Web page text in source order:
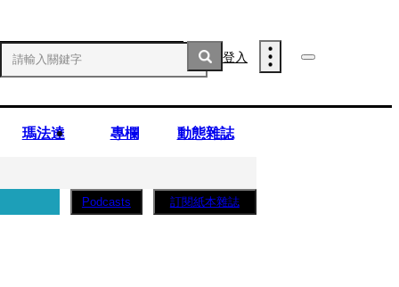
登入
瑪法達 專欄 動態雜誌
Podcasts 訂閱紙本雜誌